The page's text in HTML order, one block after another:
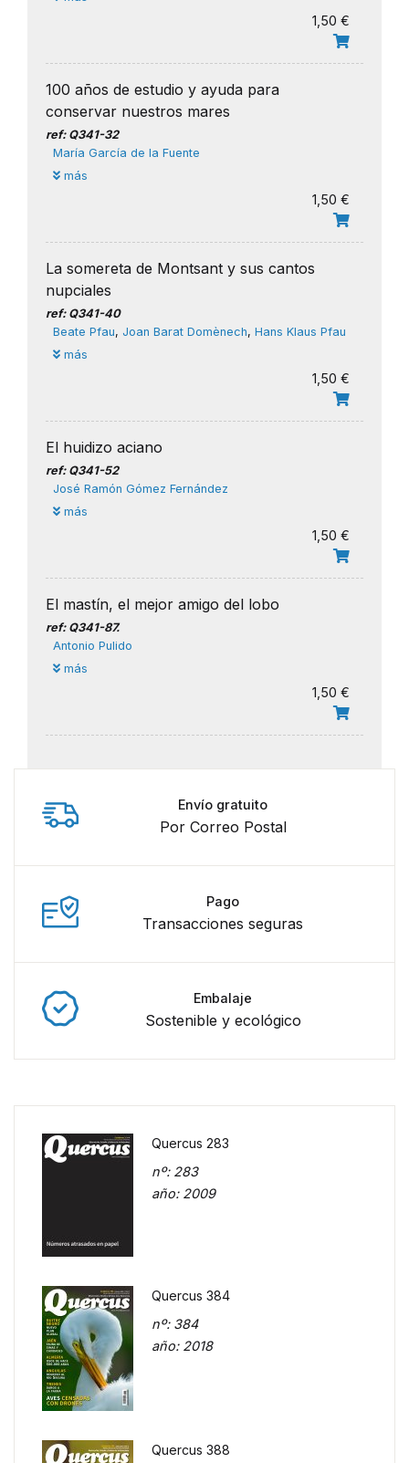
1,50 €
100 años de estudio y ayuda para
conservar nuestros mares
ref: Q341-32
María García de la Fuente
más
1,50 €
La somereta de Montsant y sus cantos
nupciales
ref: Q341-40
Beate Pfau, Joan Barat Domènech, Hans Klaus Pfau
más
1,50 €
El huidizo aciano
ref: Q341-52
José Ramón Gómez Fernández
más
1,50 €
El mastín, el mejor amigo del lobo
ref: Q341-87.
Antonio Pulido
más
1,50 €
Envío gratuito
Por Correo Postal
Pago
Transacciones seguras
Embalaje
Sostenible y ecológico
Quercus 283
nº: 283
año: 2009
Quercus 384
nº: 384
año: 2018
Quercus 388